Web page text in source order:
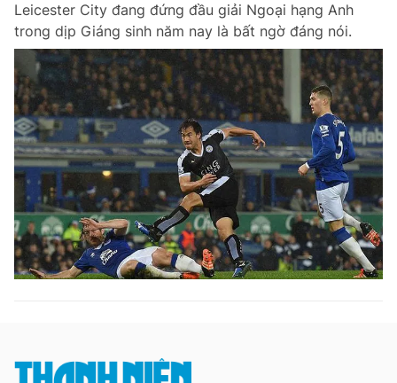
Leicester City đang đứng đầu giải Ngoại hạng Anh
trong dịp Giáng sinh năm nay là bất ngờ đáng nói.